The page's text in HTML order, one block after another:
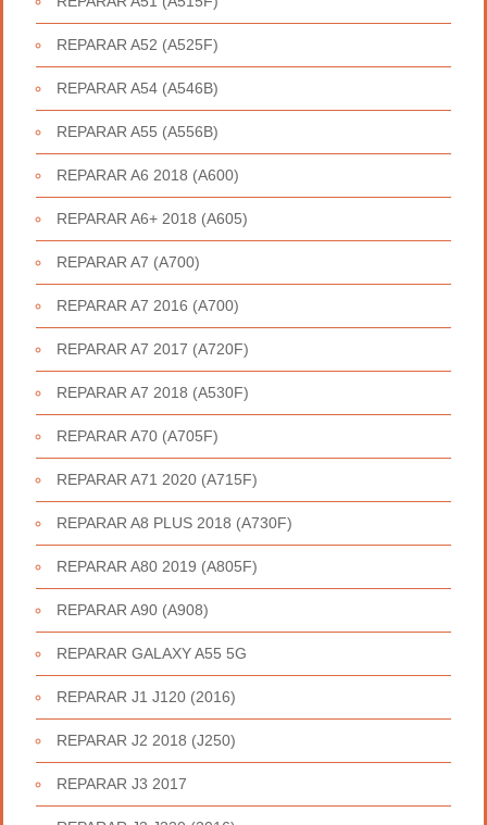
REPARAR A52 (A525F)
REPARAR A54 (A546B)
REPARAR A55 (A556B)
REPARAR A6 2018 (A600)
REPARAR A6+ 2018 (A605)
REPARAR A7 (A700)
REPARAR A7 2016 (A700)
REPARAR A7 2017 (A720F)
REPARAR A7 2018 (A530F)
REPARAR A70 (A705F)
REPARAR A71 2020 (A715F)
REPARAR A8 PLUS 2018 (A730F)
REPARAR A80 2019 (A805F)
REPARAR A90 (A908)
REPARAR GALAXY A55 5G
REPARAR J1 J120 (2016)
REPARAR J2 2018 (J250)
REPARAR J3 2017